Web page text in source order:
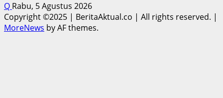
Q Rabu, 5 Agustus 2026
Copyright ©2025 | BeritaAktual.co | All rights reserved. |
MoreNews by AF themes.